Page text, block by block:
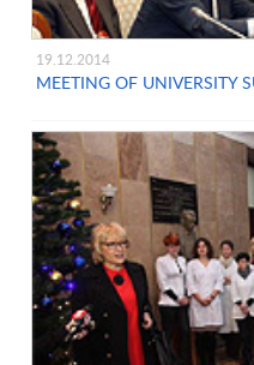
19.12.2014
MEETING OF UNIVERSITY